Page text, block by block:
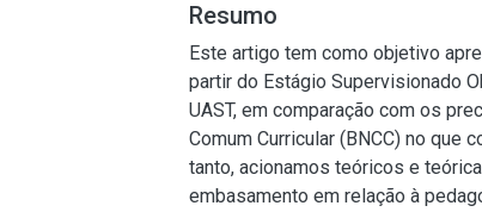
Resumo
Este artigo tem como objetivo
partir do Estágio Supervisionado
UAST, em comparação com os
Comum Curricular (BNCC) no que
tanto, acionamos teóricos e
embasamento em relação à